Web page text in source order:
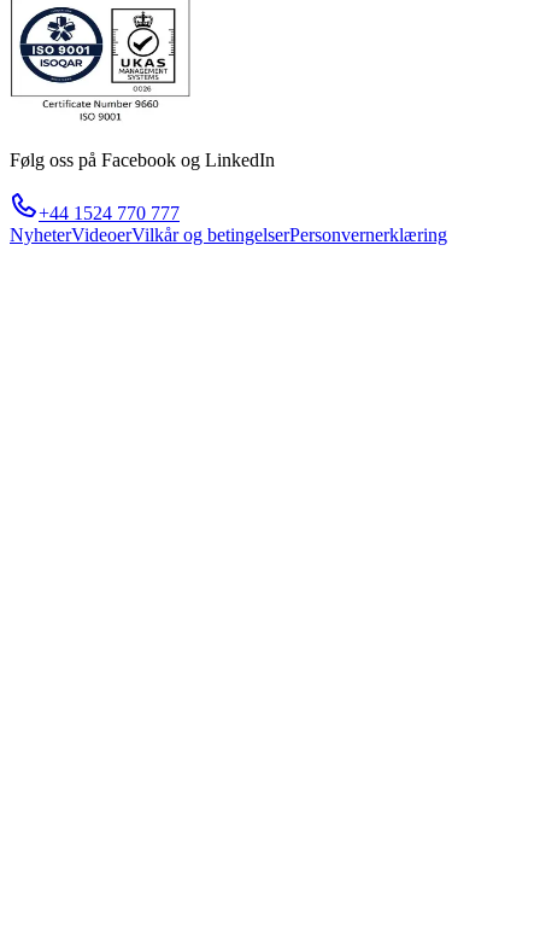
Følg oss på Facebook og LinkedIn
+44 1524 770 777
NyheterVideoerVilkår og betingelserPersonvernerklæring